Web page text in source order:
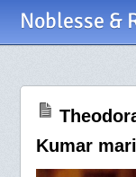
Noblesse &
Kumar